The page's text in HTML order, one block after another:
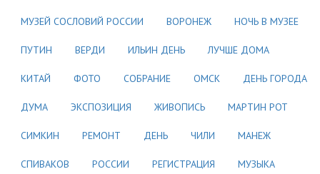
МУЗЕЙ СОСЛОВИЙ РОССИИ ВОРОНЕЖ НОЧЬ В МУЗЕЕ
ПУТИН ВЕРДИ ИЛЬИН ДЕНЬ ЛУЧШЕ ДОМА
КИТАЙ ФОТО СОБРАНИЕ ОМСК ДЕНЬ ГОРОДА
ДУМА ЭКСПОЗИЦИЯ ЖИВОПИСЬ МАРТИН РОТ
СИМКИН РЕМОНТ ДЕНЬ ЧИЛИ МАНЕЖ
СПИВАКОВ РОССИИ РЕГИСТРАЦИЯ МУЗЫКА